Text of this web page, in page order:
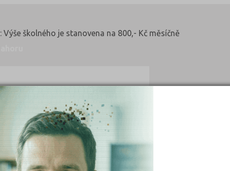
: Výše školného je stanovena na 800,- Kč měsíčně